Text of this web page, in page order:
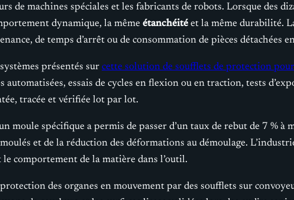
de machines spéciales et les fabricants de robots. Lorsque des
dynamique, la même étanchéité et la même durabilité.
de temps d’arrêt ou de consommation de pièces détachées
présentés sur cette solution de soufflets de protection
essais de cycles en flexion ou en traction, tests
tracée et vérifiée lot par lot.
moule spécifique a permis de passer d’un taux de rebut de 7 %
et de la réduction des déformations au démoulage.
comportement de la matière dans l’outil.
des organes en mouvement par des soufflets sur